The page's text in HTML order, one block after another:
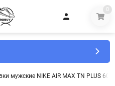
0
мужские NIKE AIR MAX TN PLUS